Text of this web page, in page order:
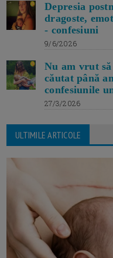
Depresia
dragoste,
- confesiuni
9/6/2026
Nu am vrut
căutat până
confesiunile
27/3/2026
ULTIMILE ARTICOLE